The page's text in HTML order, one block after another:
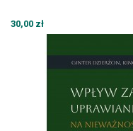
30,00 zł